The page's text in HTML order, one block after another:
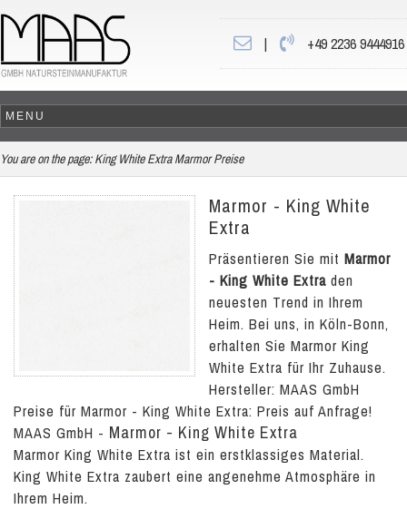
| +49 2236 9444916
You are on the page: King White Extra Marmor Preise
Marmor - King White
Extra
Präsentieren Sie mit Marmor
- King White Extra den
neuesten Trend in Ihrem
Heim. Bei uns, in Köln-Bonn,
erhalten Sie Marmor King
White Extra für Ihr Zuhause.
Hersteller: MAAS GmbH
Preise für Marmor - King White Extra: Preis auf Anfrage!
MAAS GmbH - Marmor - King White Extra
Marmor King White Extra ist ein erstklassiges Material.
King White Extra zaubert eine angenehme Atmosphäre in
Ihrem Heim.